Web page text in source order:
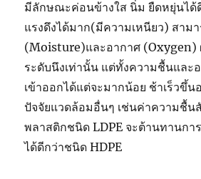
มีลักษณะค่อนข้างใส นิ่ม ยืดหยุ่นได้
แรงดึงได้มาก(มีความเหนียว) สาม
(Moisture)และอากาศ (Oxygen)
ระดับนึงเท่านั้น แต่ทั้งความชื้นและ
เข้าออกได้แต่จะมากน้อย ช้าเร็วขึ้
ปัจจัยแวดล้อมอื่นๆ เช่นค่าความชื้
พลาสติกชนิด LDPE จะต้านทานกา
ได้ดีกว่าชนิด HDPE